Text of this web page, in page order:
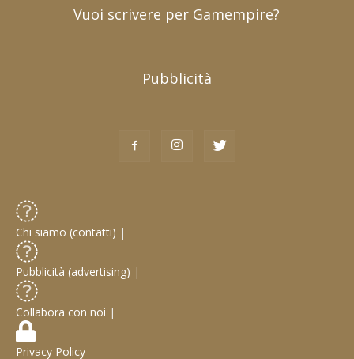
Vuoi scrivere per Gamempire?
Pubblicità
Chi siamo (contatti) |
Pubblicità (advertising) |
Collabora con noi |
Privacy Policy